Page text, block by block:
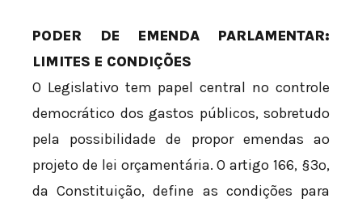
PODER DE EMENDA PARLAMENTAR:
LIMITES E CONDIÇÕES
O Legislativo tem papel central no controle
democrático dos gastos públicos, sobretudo
pela possibilidade de propor emendas ao
projeto de lei orçamentária. O artigo 166, §3º,
da Constituição, define as condições para